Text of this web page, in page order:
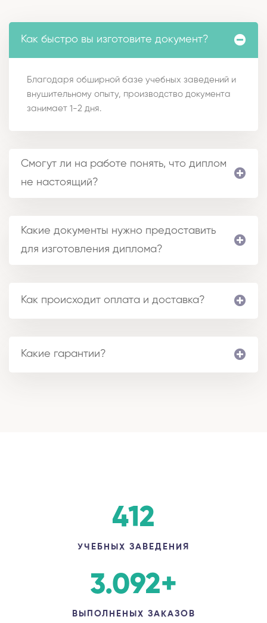
Как быстро вы изготовите документ?
Благодаря обширной базе учебных заведений и
внушительному опыту, производство документа
занимает 1-2 дня.
Смогут ли на работе понять, что диплом
не настоящий?
Какие документы нужно предоставить
для изготовления диплома?
Как происходит оплата и доставка?
Какие гарантии?
412
УЧЕБНЫХ ЗАВЕДЕНИЯ
3.092+
ВЫПОЛНЕНЫХ ЗАКАЗОВ